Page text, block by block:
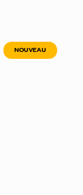
NOUVEAU